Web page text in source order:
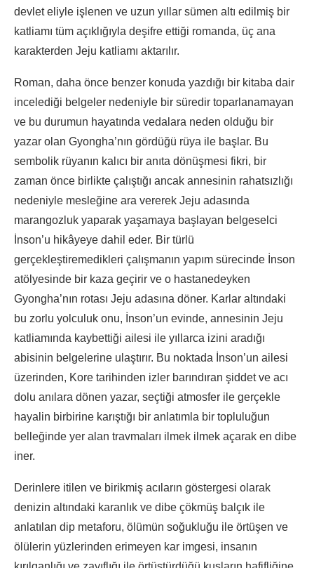
devlet eliyle işlenen ve uzun yıllar sümen altı edilmiş bir
katliamı tüm açıklığıyla deşifre ettiği romanda, üç ana
karakterden Jeju katliamı aktarılır.
Roman, daha önce benzer konuda yazdığı bir kitaba dair
incelediği belgeler nedeniyle bir süredir toparlanamayan
ve bu durumun hayatında vedalara neden olduğu bir
yazar olan Gyongha’nın gördüğü rüya ile başlar. Bu
sembolik rüyanın kalıcı bir anıta dönüşmesi fikri, bir
zaman önce birlikte çalıştığı ancak annesinin rahatsızlığı
nedeniyle mesleğine ara vererek Jeju adasında
marangozluk yaparak yaşamaya başlayan belgeselci
İnson’u hikâyeye dahil eder. Bir türlü
gerçekleştiremedikleri çalışmanın yapım sürecinde İnson
atölyesinde bir kaza geçirir ve o hastanedeyken
Gyongha’nın rotası Jeju adasına döner. Karlar altındaki
bu zorlu yolculuk onu, İnson’un evinde, annesinin Jeju
katliamında kaybettiği ailesi ile yıllarca izini aradığı
abisinin belgelerine ulaştırır. Bu noktada İnson’un ailesi
üzerinden, Kore tarihinden izler barındıran şiddet ve acı
dolu anılara dönen yazar, seçtiği atmosfer ile gerçekle
hayalin birbirine karıştığı bir anlatımla bir topluluğun
belleğinde yer alan travmaları ilmek ilmek açarak en dibe
iner.
Derinlere itilen ve birikmiş acıların göstergesi olarak
denizin altındaki karanlık ve dibe çökmüş balçık ile
anlatılan dip metaforu, ölümün soğukluğu ile örtüşen ve
ölülerin yüzlerinden erimeyen kar imgesi, insanın